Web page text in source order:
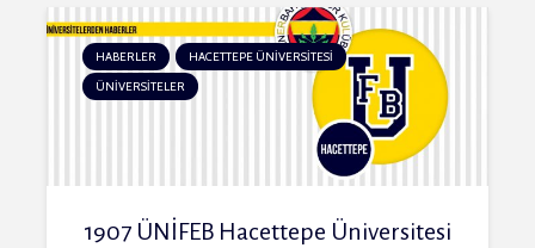
HABERLER
HACETTEPE ÜNİVERSİTESİ
ÜNİVERSİTELER
1907 ÜNİFEB Hacettepe Üniversitesi